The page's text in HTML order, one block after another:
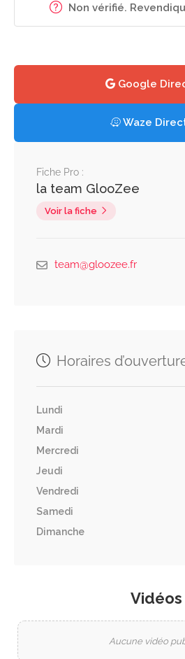
Non vérifié.
Google
Waze
Fiche Pro :
la team GlooZee
Voir la fiche
team@gloozee.fr
Horaires
Lundi
Mardi
Mercredi
Jeudi
Vendredi
Samedi
Dimanche
Vidéos
Aucune vidéo